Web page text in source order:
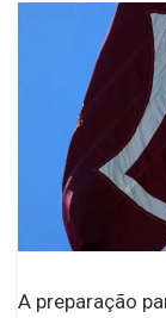
A preparação